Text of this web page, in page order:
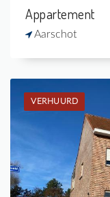
Appartement
Aarschot
VERHUURD